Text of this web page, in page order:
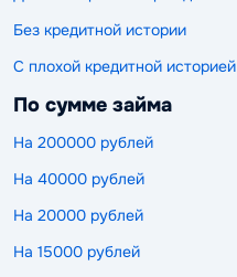
Без кредитной истории
С плохой кредитной историей
По сумме займа
На 200000 рублей
На 40000 рублей
На 20000 рублей
На 15000 рублей